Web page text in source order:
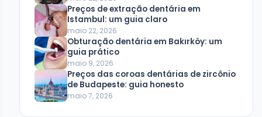
Preços de extração dentária em
Istambul: um guia claro
maio 22, 2026
Obturação dentária em Bakırköy: um
guia prático
maio 9, 2026
Preços das coroas dentárias de zircônio
de Budapeste: guia honesto
maio 7, 2026